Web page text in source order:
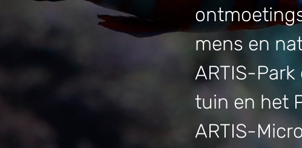
mens en
ARTIS-
tuin en het
ARTIS-